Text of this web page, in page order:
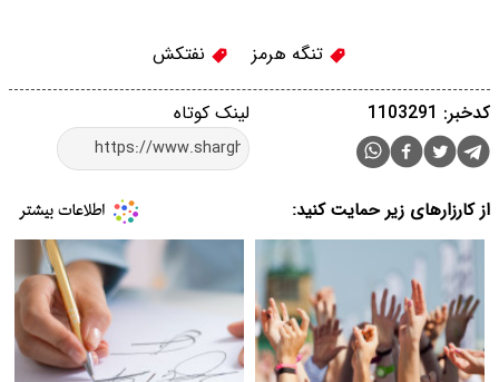
تنگه هرمز نفتکش
لینک کوتاه کدخبر: 1103291
از کارزارهای زیر حمایت کنید: